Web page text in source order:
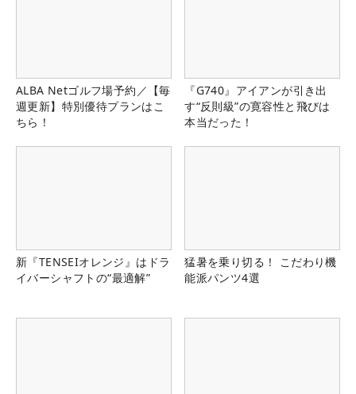
ALBA Netゴルフ場予約／【毎
週更新】特別優待プランはこ
ちら！
『G740』アイアンが引き出
す“反則級”の寛容性と飛びは
本当だった！
新『TENSEIオレンジ』はドラ
イバーシャフトの“最適解”
猛暑を乗り切る！ こだわり機
能派パンツ4選